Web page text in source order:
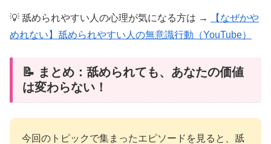
💡 舐められやすい人の心理が気になる方は →
【なぜかや
めれない】舐められやすい人の無意識行動（YouTube）
📝 まとめ：舐められても、あなたの価値
は変わらない！
今回のトピックで集まったエピソードを見ると、舐